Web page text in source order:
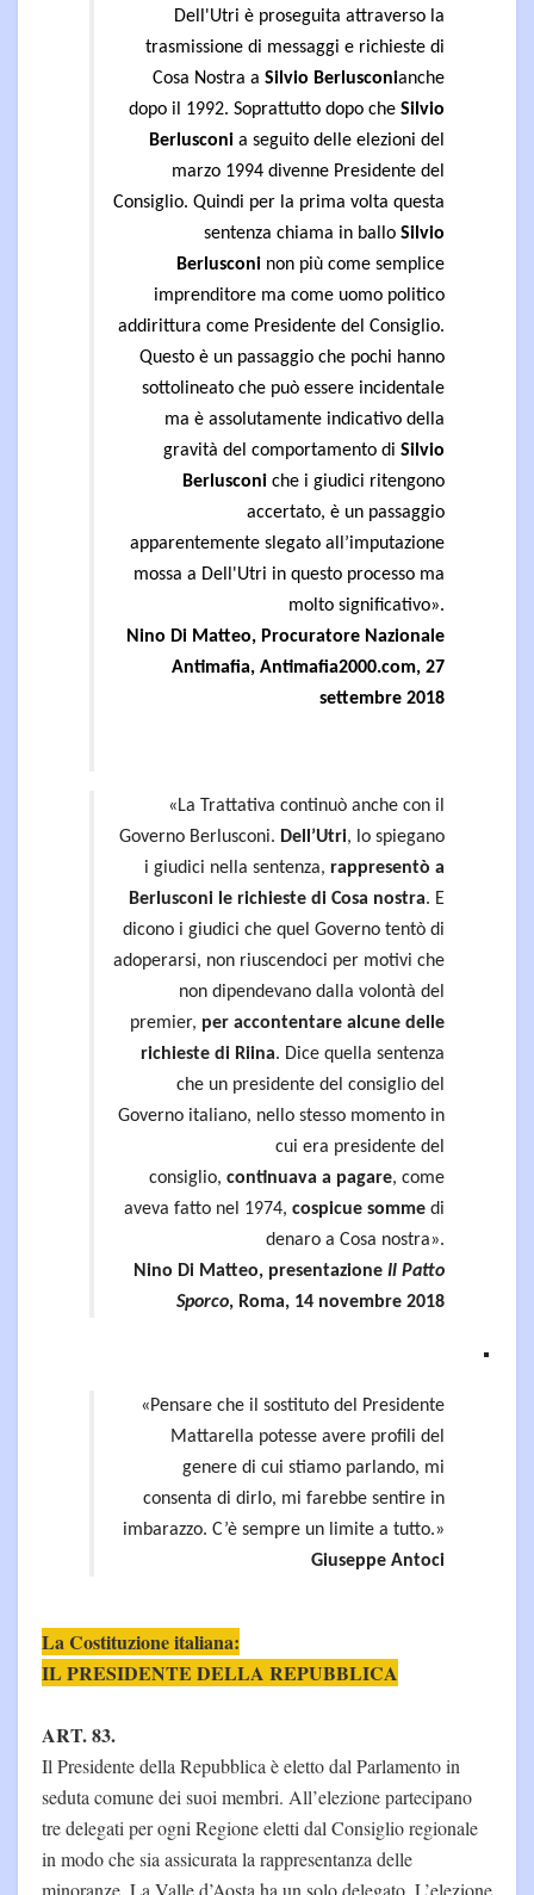
Dell'Utri è proseguita attraverso la
trasmissione di messaggi e richieste di
Cosa Nostra a Silvio Berlusconianche
dopo il 1992. Soprattutto dopo che Silvio
Berlusconi a seguito delle elezioni del
marzo 1994 divenne Presidente del
Consiglio. Quindi per la prima volta questa
sentenza chiama in ballo Silvio
Berlusconi non più come semplice
imprenditore ma come uomo politico
addirittura come Presidente del Consiglio.
Questo è un passaggio che pochi hanno
sottolineato che può essere incidentale
ma è assolutamente indicativo della
gravità del comportamento di Silvio
Berlusconi che i giudici ritengono
accertato, è un passaggio
apparentemente slegato all’imputazione
mossa a Dell'Utri in questo processo ma
molto significativo».
Nino Di Matteo, Procuratore Nazionale
Antimafia, Antimafia2000.com, 27
settembre 2018
«La Trattativa continuò anche con il
Governo Berlusconi. Dell’Utri, lo spiegano
i giudici nella sentenza, rappresentò a
Berlusconi le richieste di Cosa nostra. E
dicono i giudici che quel Governo tentò di
adoperarsi, non riuscendoci per motivi che
non dipendevano dalla volontà del
premier, per accontentare alcune delle
richieste di Riina. Dice quella sentenza
che un presidente del consiglio del
Governo italiano, nello stesso momento in
cui era presidente del
consiglio, continuava a pagare, come
aveva fatto nel 1974, cospicue somme di
denaro a Cosa nostra».
Nino Di Matteo, presentazione Il Patto
Sporco, Roma, 14 novembre 2018
«Pensare che il sostituto del Presidente
Mattarella potesse avere profili del
genere di cui stiamo parlando, mi
consenta di dirlo, mi farebbe sentire in
imbarazzo. C’è sempre un limite a tutto.»
Giuseppe Antoci
La Costituzione italiana:
IL PRESIDENTE DELLA REPUBBLICA
ART. 83.
Il Presidente della Repubblica è eletto dal Parlamento in
seduta comune dei suoi membri. All’elezione partecipano
tre delegati per ogni Regione eletti dal Consiglio regionale
in modo che sia assicurata la rappresentanza delle
minoranze. La Valle d’Aosta ha un solo delegato. L’elezione